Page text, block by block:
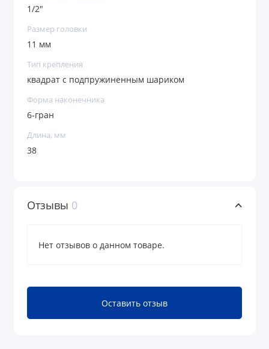
1/2"
Размер головки
11 мм
Тип крепления
квадрат с подпружиненным шариком
Форма наконечника
6-гран
Длина, мм
38
Отзывы 0
Нет отзывов о данном товаре.
Оставить отзыв